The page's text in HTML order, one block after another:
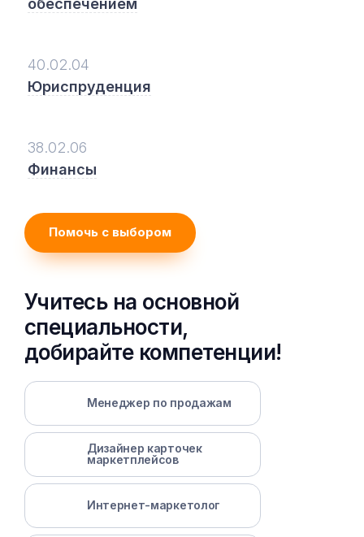
обеспечением
40.02.04
Юриспруденция
38.02.06
Финансы
Помочь с выбором
Учитесь на основной
специальности,
добирайте компетенции!
Менеджер по продажам
Дизайнер карточек
маркетплейсов
Интернет-маркетолог